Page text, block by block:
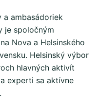
a ambasádoriek
je spoločným
Nova a Helsinského
Helsinský výbor
hlavných aktivít
experti sa aktívne